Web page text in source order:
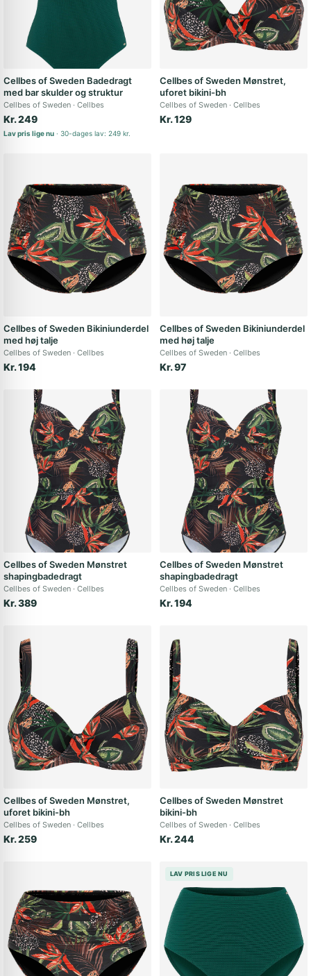
Cellbes of Sweden Badedragt
med bar skulder og struktur
Cellbes of Sweden Cellbes
Kr. 249
Lav pris lige nu 30-dages lav: 249 kr.
Cellbes of Sweden Mønstret,
uforet bikini-bh
Cellbes of Sweden Cellbes
Kr. 129
Cellbes of Sweden Bikiniunderdel
med høj talje
Cellbes of Sweden Cellbes
Kr. 194
Cellbes of Sweden Bikiniunderdel
med høj talje
Cellbes of Sweden Cellbes
Kr. 97
Cellbes of Sweden Mønstret
shapingbadedragt
Cellbes of Sweden Cellbes
Kr. 389
Cellbes of Sweden Mønstret
shapingbadedragt
Cellbes of Sweden Cellbes
Kr. 194
Cellbes of Sweden Mønstret,
uforet bikini-bh
Cellbes of Sweden Cellbes
Kr. 259
Cellbes of Sweden Mønstret
bikini-bh
Cellbes of Sweden Cellbes
Kr. 244
LAV PRIS LIGE NU